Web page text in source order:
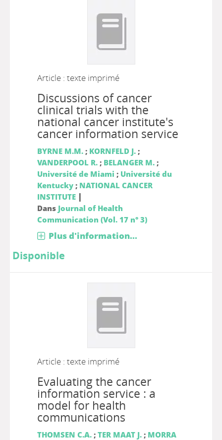
Article : texte imprimé
Discussions of cancer
clinical trials with the
national cancer institute's
cancer information service
BYRNE M.M.; KORNFELD J.;
VANDERPOOL R.; BELANGER M.;
Université de Miami ; Université du
Kentucky; NATIONAL CANCER
INSTITUTE |
Dans Journal of Health
Communication (Vol. 17 n° 3)
Plus d'information...
Disponible
Article : texte imprimé
Evaluating the cancer
information service : a
model for health
communications
THOMSEN C.A.; TER MAAT J.; MORRA